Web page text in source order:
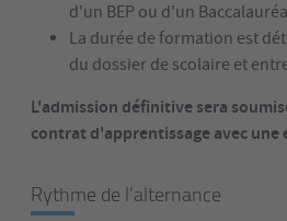
d'un BEP ou d'un
La durée de formation est
du dossier de scolaire et
L'admission définitive sera
contrat d'apprentissage avec une
Rythme de l'alternance